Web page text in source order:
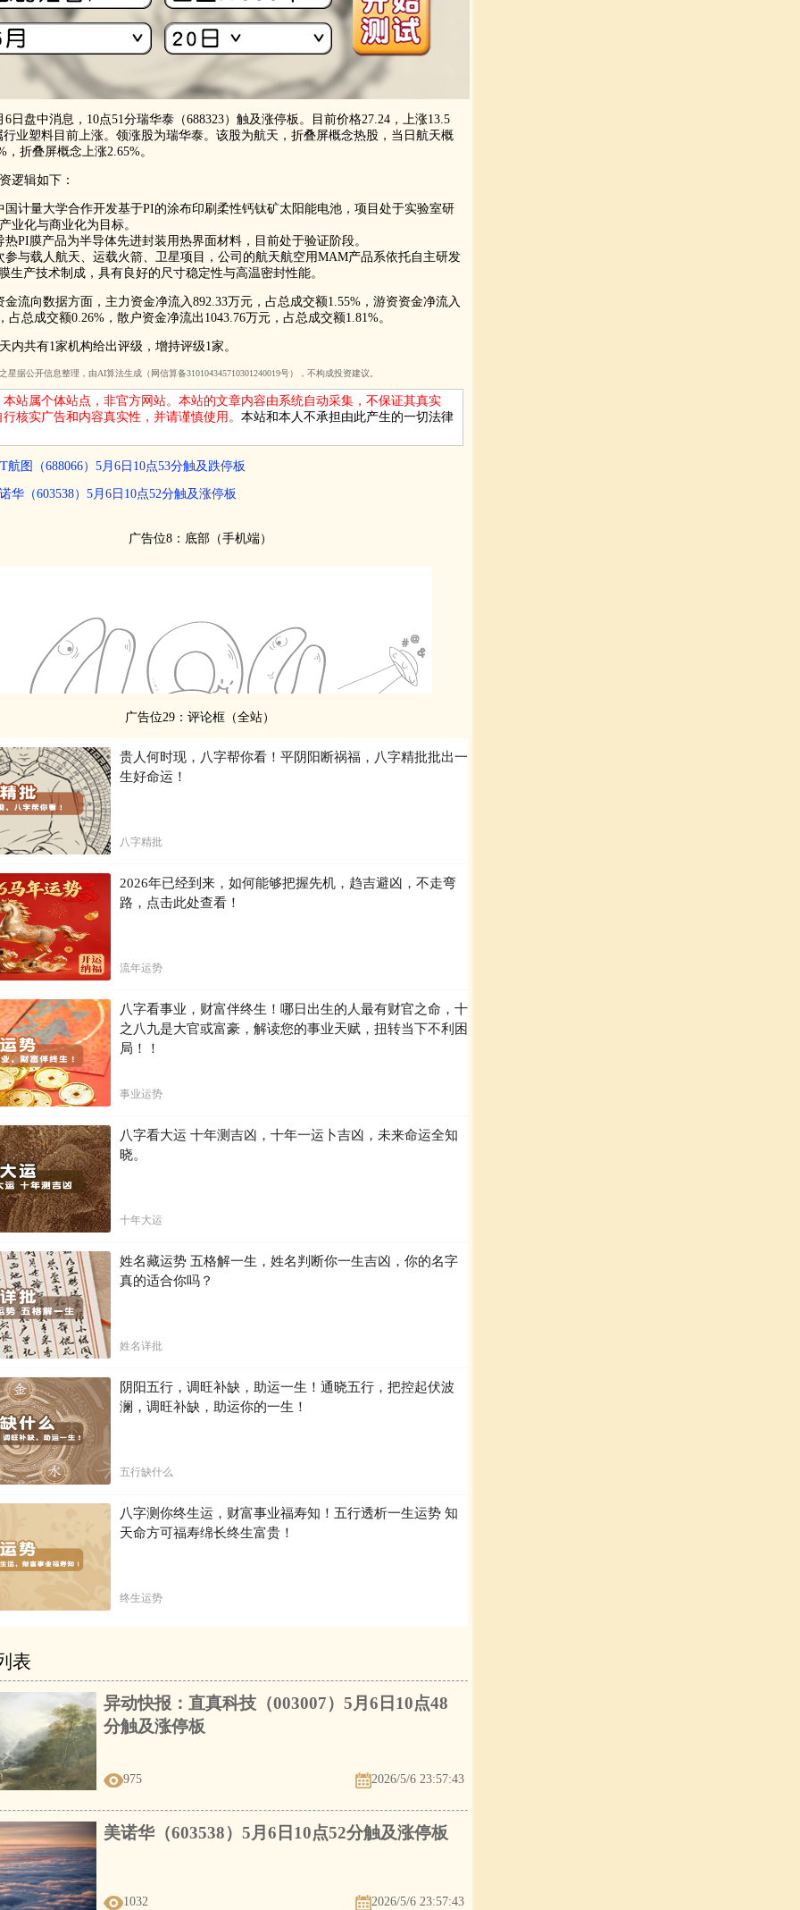
6日盘中消息，10点51分瑞华泰（688323）触及涨停板。目前价格27.24，上涨13.5
行业塑料目前上涨。领涨股为瑞华泰。该股为航天，折叠屏概念热股，当日航天概
，折叠屏概念上涨2.65%。
逻辑如下：
国计量大学合作开发基于PI的涂布印刷柔性钙钛矿太阳能电池，项目处于实验室研
业化与商业化为目标。
热PI膜产品为半导体先进封装用热界面材料，目前处于验证阶段。
参与载人航天、运载火箭、卫星项目，公司的航天航空用MAM产品系依托自主研发
生产技术制成，具有良好的尺寸稳定性与高温密封性能。
金流向数据方面，主力资金净流入892.33万元，占总成交额1.55%，游资资金净流入
占总成交额0.26%，散户资金净流出1043.76万元，占总成交额1.81%。
内共有1家机构给出评级，增持评级1家。
星据公开信息整理，由AI算法生成（网信算备310104345710301240019号），不构成投资建议。
本站属个体站点，非官方网站。本站的文章内容由系统自动采集，不保证其真实
核实广告和内容真实性，并请谨慎使用。 本站和本人不承担由此产生的一切法律
航图（688066）5月6日10点53分触及跌停板
华（603538）5月6日10点52分触及涨停板
广告位8：底部（手机端）
广告位29：评论框（全站）
贵人何时现，八字帮你看！平阴阳断祸福，八字精批批出一
生好命运！
八字精批
2026年已经到来，如何能够把握先机，趋吉避凶，不走弯
路，点击此处查看！
流年运势
八字看事业，财富伴终生！哪日出生的人最有财官之命，十
之八九是大官或富豪，解读您的事业天赋，扭转当下不利困
局！！
事业运势
八字看大运 十年测吉凶，十年一运卜吉凶，未来命运全知
晓。
十年大运
姓名藏运势 五格解一生，姓名判断你一生吉凶，你的名字
真的适合你吗？
姓名详批
阴阳五行，调旺补缺，助运一生！通晓五行，把控起伏波
澜，调旺补缺，助运你的一生！
五行缺什么
八字测你终生运，财富事业福寿知！五行透析一生运势 知
天命方可福寿绵长终生富贵！
终生运势
表
异动快报：直真科技（003007）5月6日10点48
分触及涨停板
975 2026/5/6 23:57:43
美诺华（603538）5月6日10点52分触及涨停板
1032 2026/5/6 23:57:43